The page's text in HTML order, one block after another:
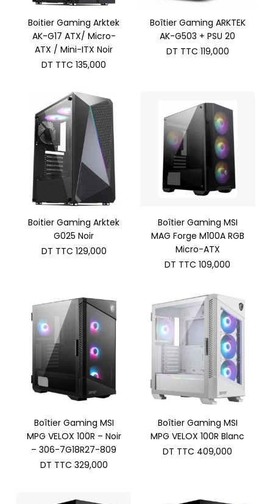
Boitier Gaming Arktek
AK-G17 ATX/ Micro-
ATX / Mini-ITX Noir
DT TTC 135,000
Boîtier Gaming ARKTEK
AK-G503 + PSU 20
DT TTC 119,000
Boitier Gaming Arktek
G025 Noir
DT TTC 129,000
Boîtier Gaming MSI
MAG Forge M100A RGB
Micro-ATX
DT TTC 109,000
Boîtier Gaming MSI
MPG VELOX 100R – Noir
– 306-7G18R27-809
DT TTC 329,000
Boîtier Gaming MSI
MPG VELOX 100R Blanc
DT TTC 409,000